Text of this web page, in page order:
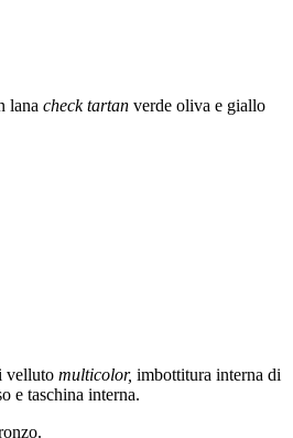
lana check tartan verde oliva e giallo
velluto multicolor, imbottitura interna di
e taschina interna.